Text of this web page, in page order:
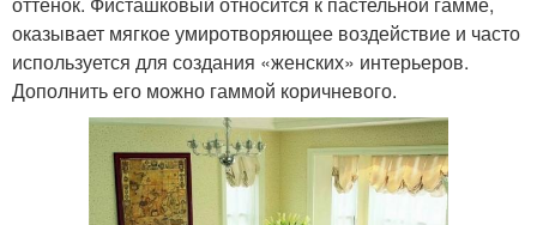
оказывает мягкое умиротворяющее воздействие и часто
используется для создания «женских» интерьеров.
Дополнить его можно гаммой коричневого.